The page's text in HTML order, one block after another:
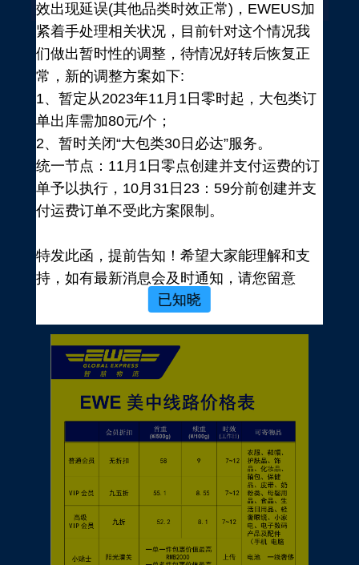
登录
注册新手有礼
价格表
效出现延误(其他品类时效正常)，EWEUS加
紧着手处理相关状况，目前针对这个情况我
们做出暂时性的调整，待情况好转后恢复正
常，新的调整方案如下:
1、暂定从2023年11月1日零时起，大包类订
单出库需加80元/个；
2、暂时关闭“大包类30日必达”服务。
统一节点：11月1日零点创建并支付运费的订
单予以执行，10月31日23：59分前创建并支
付运费订单不受此方案限制。
特发此函，提前告知！希望大家能理解和支
持，如有最新消息会及时通知，请您留意
EWE转运官网公告，再次感谢您的配合与支
持！
EWE US EXPRESS INC.
2023年10月19日
已知晓